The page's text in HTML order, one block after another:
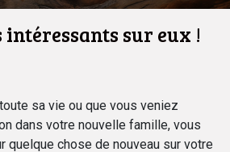
intéressants sur eux !
sa vie ou que vous veniez
dans votre nouvelle famille, vous
quelque chose de nouveau sur votre